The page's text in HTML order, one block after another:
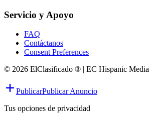
Servicio y Apoyo
FAQ
Contáctanos
Consent Preferences
© 2026 ElClasificado ® | EC Hispanic Media
PublicarPublicar Anuncio
Tus opciones de privacidad